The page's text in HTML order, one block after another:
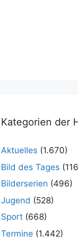
Kategorien der
Aktuelles (1.670)
Bild des Tages
Bilderserien (496)
Jugend (528)
Sport (668)
Termine (1.442)